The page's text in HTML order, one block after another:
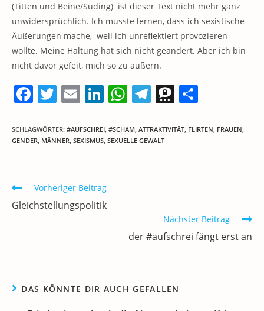
(Titten und Beine/Suding) ist dieser Text nicht mehr ganz
unwidersprüchlich. Ich musste lernen, dass ich sexistische
Äußerungen mache, weil ich unreflektiert provozieren
wollte. Meine Haltung hat sich nicht geändert. Aber ich bin
nicht davor gefeit, mich so zu äußern.
F
c
e
o
o
T
itt
er
E
ai
l
Li
k
e
n
W
at
s
T
e
gr
T
re le
SCHLAGWÖRTER: #AUFSCHREI, #SCHAM, ATTRAKTIVITÄT, FLIRTEN, FRAUEN,
GENDER, MÄNNER, SEXISMUS, SEXUELLE GEWALT
Weitere
Artikel
ansehen
Vorheriger Beitrag
Gleichstellungspolitik
Nächster Beitrag
der #aufschrei fängt erst an
DAS KÖNNTE DIR AUCH GEFALLEN